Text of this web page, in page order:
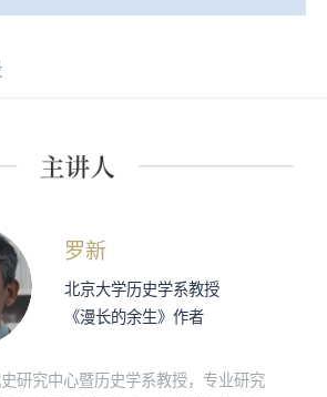
罗新
北京大学历史学系教授
《漫长的余生》作者
研究中心暨历史学系教授，专业研究